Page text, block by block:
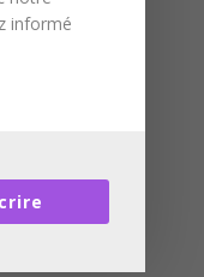
informé